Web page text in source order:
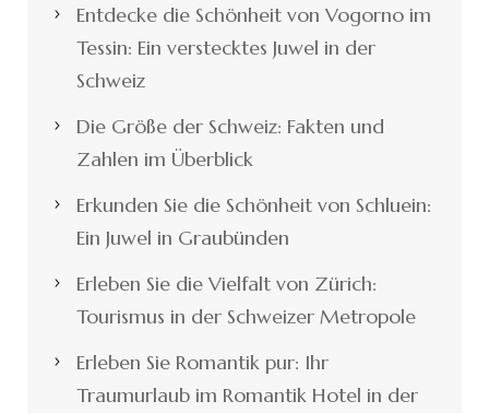
Entdecke die Schönheit von Vogorno im
Tessin: Ein verstecktes Juwel in der
Schweiz
Die Größe der Schweiz: Fakten und
Zahlen im Überblick
Erkunden Sie die Schönheit von Schluein:
Ein Juwel in Graubünden
Erleben Sie die Vielfalt von Zürich:
Tourismus in der Schweizer Metropole
Erleben Sie Romantik pur: Ihr
Traumurlaub im Romantik Hotel in der